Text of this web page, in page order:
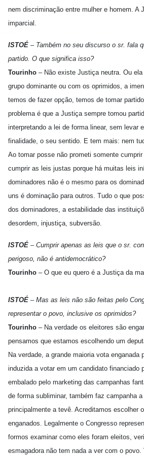
nem discriminação entre mulher e homem. A
imparcial.
ISTOÉ – Também no seu discurso o sr. fala
partido. O que significa isso?
Tourinho – Não existe Justiça neutra. Ou
grupo dominante ou com os oprimidos, a
temos de fazer opção, temos de tomar
problema é que a Justiça sempre tomou
interpretando a lei de forma linear, sem levar
finalidade, o seu sentido. E tem mais: nem
Ao tomar posse não prometi somente
cumprir as leis justas porque há muitas leis
dominadores não é o mesmo para os
uns é dominação para outros. Tudo o que
dos dominadores, a estabilidade das
desordem, injustiça, subversão.
ISTOÉ – Cumprir apenas as leis que o sr.
perigoso, não é antidemocrático?
Tourinho – O que eu quero é a Justiça da
ISTOÉ – Mas as leis não são feitas pelo
representar o povo, inclusive os oprimidos?
Tourinho – Na verdade os eleitores são
pensamos que estamos escolhendo um
Na verdade, a grande maioria vota enganada
induzida a votar em um candidato financiado
embalado pelo marketing das campanhas
de forma subliminar, também faz campanha
principalmente a tevê. Acreditamos escolher
enganados. Legalmente o Congresso
formos examinar como eles foram eleitos,
esmagadora não tem nada a ver com o povo.